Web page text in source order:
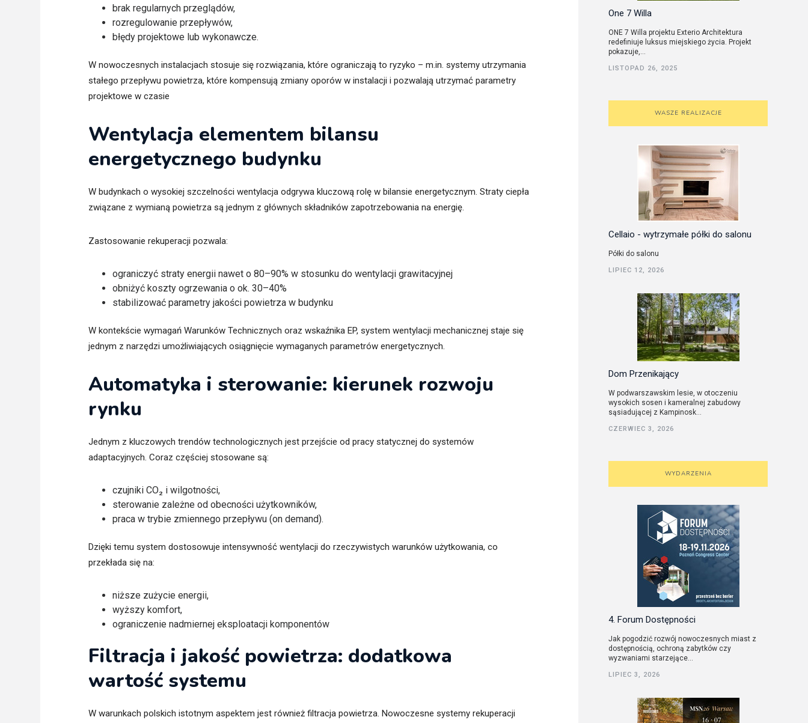
brak regularnych przeglądów,
rozregulowanie przepływów,
błędy projektowe lub wykonawcze.
W nowoczesnych instalacjach stosuje się rozwiązania, które ograniczają to ryzyko – m.in. systemy utrzymania
stałego przepływu powietrza, które kompensują zmiany oporów w instalacji i pozwalają utrzymać parametry
projektowe w czasie
Wentylacja elementem bilansu
energetycznego budynku
W budynkach o wysokiej szczelności wentylacja odgrywa kluczową rolę w bilansie energetycznym. Straty ciepła
związane z wymianą powietrza są jednym z głównych składników zapotrzebowania na energię.
Zastosowanie rekuperacji pozwala:
ograniczyć straty energii nawet o 80–90% w stosunku do wentylacji grawitacyjnej
obniżyć koszty ogrzewania o ok. 30–40%
stabilizować parametry jakości powietrza w budynku
W kontekście wymagań Warunków Technicznych oraz wskaźnika EP, system wentylacji mechanicznej staje się
jednym z narzędzi umożliwiających osiągnięcie wymaganych parametrów energetycznych.
Automatyka i sterowanie: kierunek rozwoju
rynku
Jednym z kluczowych trendów technologicznych jest przejście od pracy statycznej do systemów
adaptacyjnych. Coraz częściej stosowane są:
czujniki CO₂ i wilgotności,
sterowanie zależne od obecności użytkowników,
praca w trybie zmiennego przepływu (on demand).
Dzięki temu system dostosowuje intensywność wentylacji do rzeczywistych warunków użytkowania, co
przekłada się na:
niższe zużycie energii,
wyższy komfort,
ograniczenie nadmiernej eksploatacji komponentów
Filtracja i jakość powietrza: dodatkowa
wartość systemu
W warunkach polskich istotnym aspektem jest również filtracja powietrza. Nowoczesne systemy rekuperacji
One 7 Willa
ONE 7 Willa projektu Exterio Architektura
redefiniuje luksus miejskiego życia. Projekt
pokazuje,...
LISTOPAD 26, 2025
WASZE REALIZACJE
Cellaio - wytrzymałe półki do salonu
Półki do salonu
LIPIEC 12, 2026
Dom Przenikający
W podwarszawskim lesie, w otoczeniu
wysokich sosen i kameralnej zabudowy
sąsiadującej z Kampinosk...
CZERWIEC 3, 2026
WYDARZENIA
4. Forum Dostępności
Jak pogodzić rozwój nowoczesnych miast z
dostępnością, ochroną zabytków czy
wyzwaniami starzejące...
LIPIEC 3, 2026